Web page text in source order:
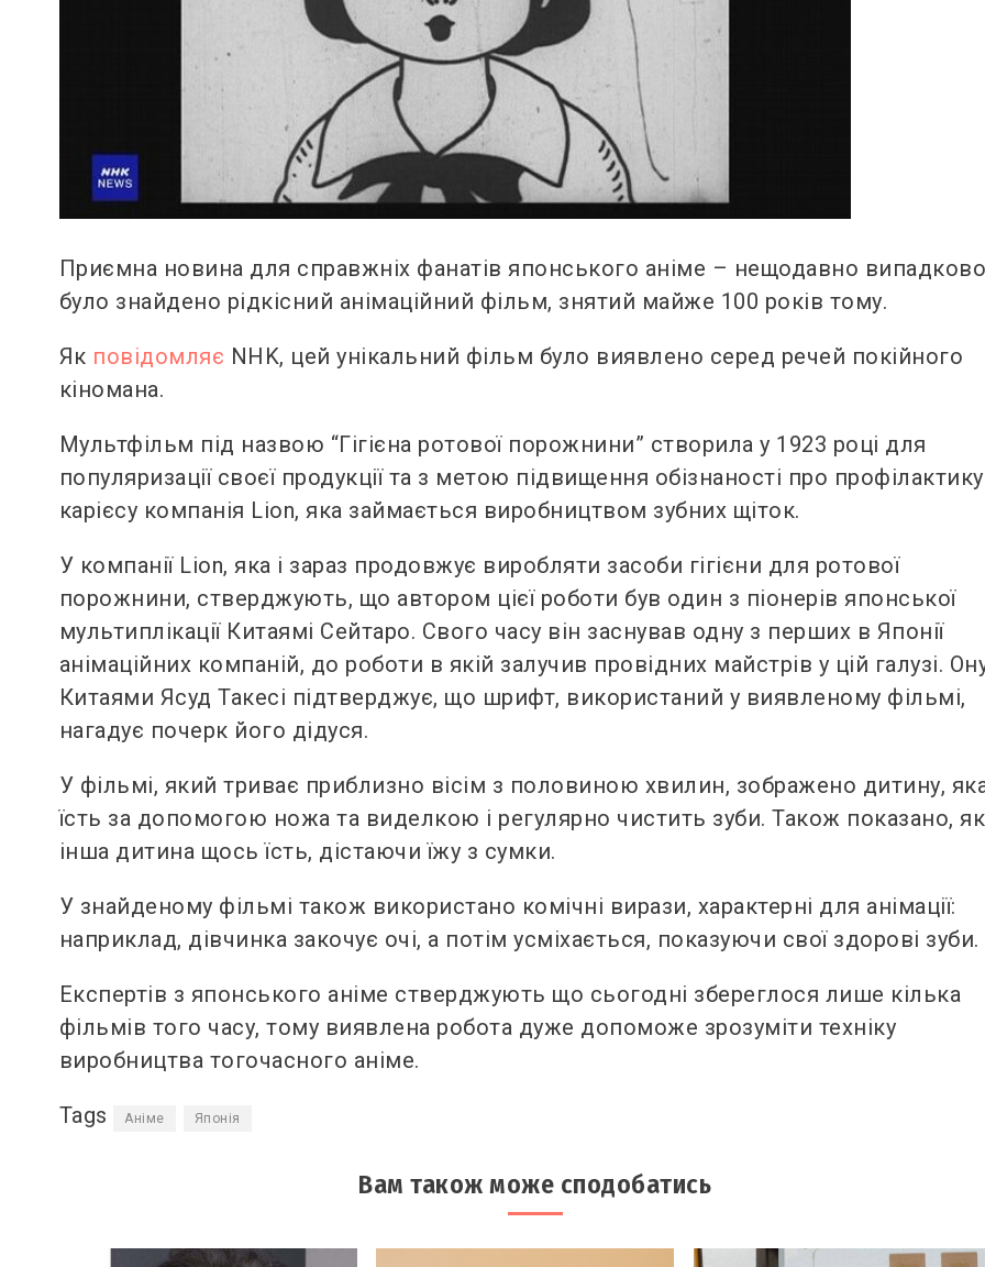
Приємна новина для справжніх фанатів японського аніме – нещодавно випадково
було знайдено рідкісний анімаційний фільм, знятий майже 100 років тому.
Як повідомляє NHK, цей унікальний фільм було виявлено серед речей покійного
кіномана.
Мультфільм під назвою “Гігієна ротової порожнини” створила у 1923 році для
популяризації своєї продукції та з метою підвищення обізнаності про профілактику
карієсу компанія Lion, яка займається виробництвом зубних щіток.
У компанії Lion, яка і зараз продовжує виробляти засоби гігієни для ротової
порожнини, стверджують, що автором цієї роботи був один з піонерів японської
мультиплікації Китаямі Сейтаро. Свого часу він заснував одну з перших в Японії
анімаційних компаній, до роботи в якій залучив провідних майстрів у цій галузі.
Китаями Ясуд Такесі підтверджує, що шрифт, використаний у виявленому фільмі,
нагадує почерк його дідуся.
У фільмі, який триває приблизно вісім з половиною хвилин, зображено дитину,
їсть за допомогою ножа та виделкою і регулярно чистить зуби. Також показано, як
інша дитина щось їсть, дістаючи їжу з сумки.
У знайденому фільмі також використано комічні вирази, характерні для анімації:
наприклад, дівчинка закочує очі, а потім усміхається, показуючи свої здорові зуби.
Експертів з японського аніме стверджують що сьогодні збереглося лише кілька
фільмів того часу, тому виявлена робота дуже допоможе зрозуміти техніку
виробництва тогочасного аніме.
Tags Аніме Японія
Вам також може сподобатись